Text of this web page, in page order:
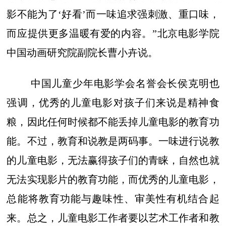
影不能为了‘好看’而一味追求强刺激、重口味，
而应提供更多温暖有爱的内容。”北京电影学院
中国动画研究院副院长曹小卉说。
中国儿童少年电影学会名誉会长侯克明也
强调，优秀的儿童电影对孩子们来说是精神食
粮，因此任何时候都不能丢掉儿童电影的教育功
能。不过，教育和说教是两码事。一味进行说教
的儿童电影，无法赢得孩子们的青睐，自然也就
无法实现影片的教育功能，而优秀的儿童电影，
总能将教育功能与趣味性、审美性有机结合起
来。总之，儿童电影工作者要以艺术工作者和教